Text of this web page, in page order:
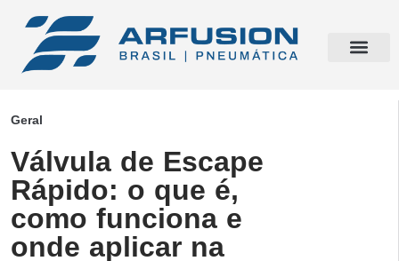
Geral
Válvula de Escape
Rápido: o que é,
como funciona e
onde aplicar na